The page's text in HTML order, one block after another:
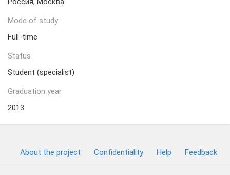
Mode of study
Full-time
Status
Student (specialist)
Graduation year
2013
About the project Confidentiality Help Feedback